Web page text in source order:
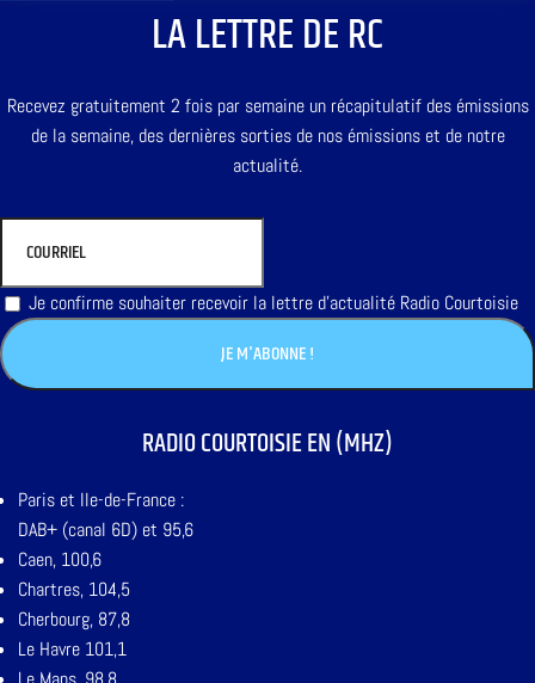
LA LETTRE DE RC
Recevez gratuitement 2 fois par semaine un récapitulatif des émissions
de la semaine, des dernières sorties de nos émissions et de notre
actualité.
Je confirme souhaiter recevoir la lettre d'actualité Radio Courtoisie
RADIO COURTOISIE EN (MHZ)
Paris et Ile-de-France :
DAB+ (canal 6D) et 95,6
Caen, 100,6
Chartres, 104,5
Cherbourg, 87,8
Le Havre 101,1